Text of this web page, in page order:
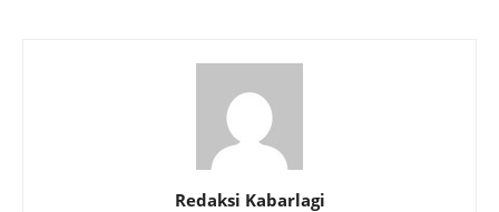
Redaksi Kabarlagi